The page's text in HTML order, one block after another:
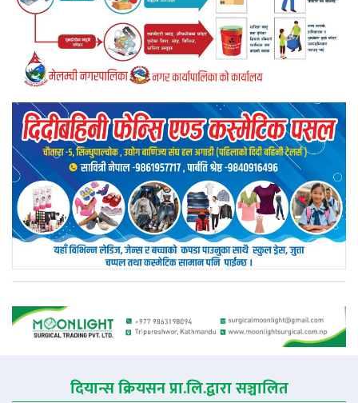
दियान्स क्रियसन प्रा.लि.द्वारा सञ्चालित